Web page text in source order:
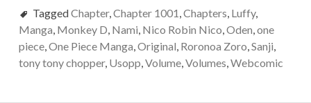
TaggedChapter,Chapter 1001,Chapters, Luffy,
Manga, Monkey D, Nami, Nico Robin Nico,Oden,one
piece,One Piece Manga,Original, Roronoa Zoro,Sanji,
tony tony chopper, Usopp,Volume,Volumes,Webcomic